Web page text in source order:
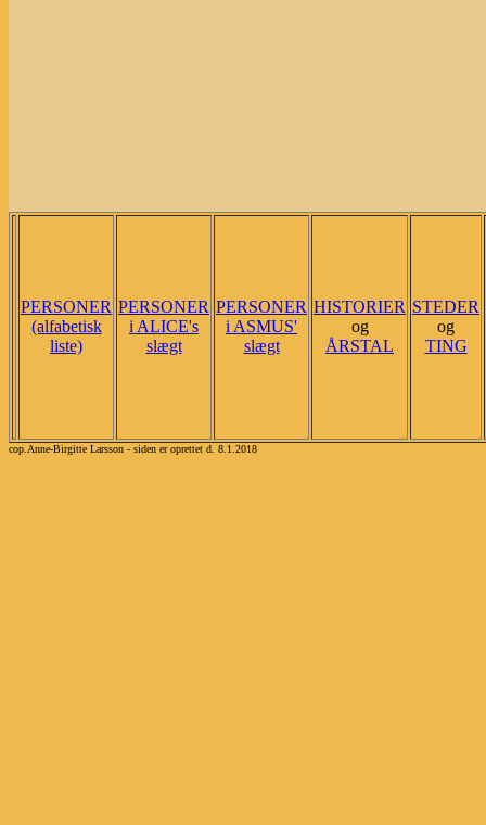
PERSONER
(alfabetisk
liste)
PERSONER
i ALICE's
slægt
PERSONER
i ASMUS'
slægt
HISTORIER
og
ÅRSTAL
STEDER
og
TING
cop.Anne-Birgitte Larsson - siden er oprettet d. 8.1.2018